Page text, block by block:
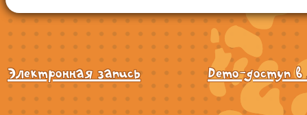
Электронная запись Demo-доступ